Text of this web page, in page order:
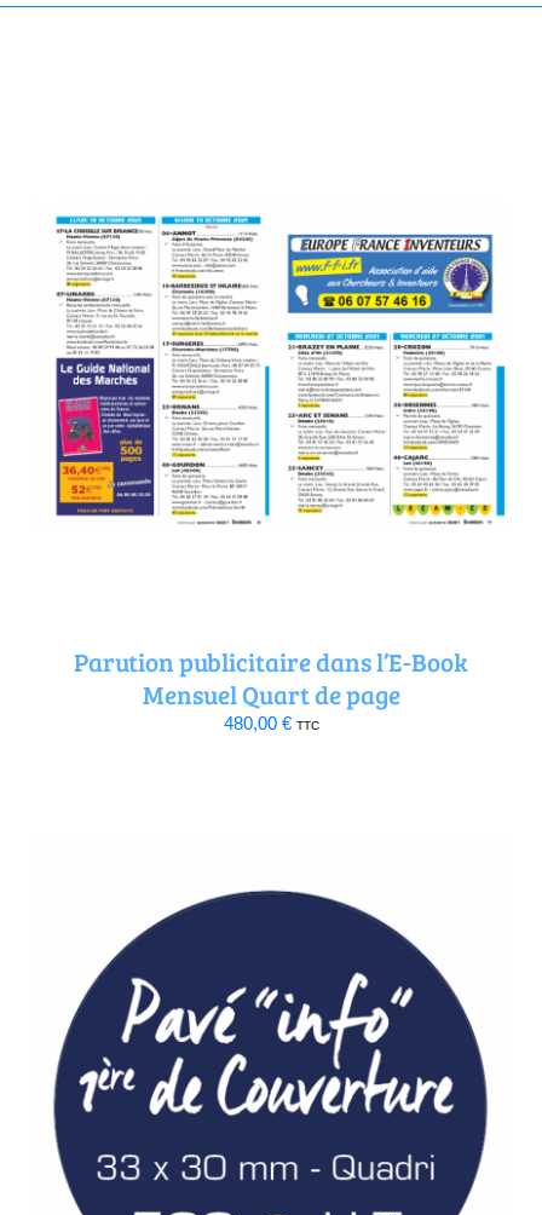
Annuaire Fournisseurs
Parution publicitaire dans l’E-Book
Mensuel Quart de page
480,00 € TTC